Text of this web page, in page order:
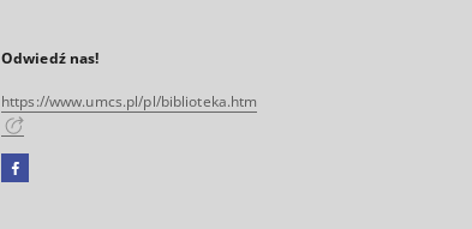
Odwiedź nas!
https://www.umcs.pl/pl/biblioteka.htm
Facebook